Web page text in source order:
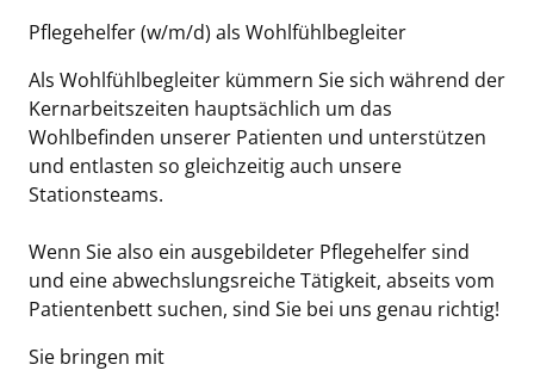
Pflegehelfer (w/m/d) als Wohlfühlbegleiter
Als Wohlfühlbegleiter kümmern Sie sich während der
Kernarbeitszeiten hauptsächlich um das
Wohlbefinden unserer Patienten und unterstützen
und entlasten so gleichzeitig auch unsere
Stationsteams.
Wenn Sie also ein ausgebildeter Pflegehelfer sind
und eine abwechslungsreiche Tätigkeit, abseits vom
Patientenbett suchen, sind Sie bei uns genau richtig!
Sie bringen mit